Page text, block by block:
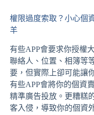
權限過度索取？小心個
羊
有些APP會要求你授權
聯絡人、位置、相簿等
要，但實際上卻可能讓
有些APP會將你的個資
精準廣告投放。更糟糕
客入侵，導致你的個資